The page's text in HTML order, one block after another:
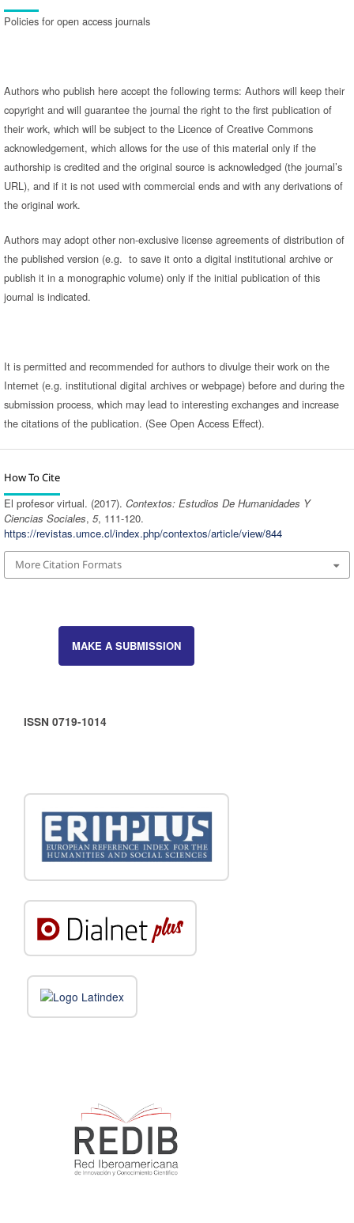
Policies for open access journals
Authors who publish here accept the following terms: Authors will keep their
copyright and will guarantee the journal the right to the first publication of
their work, which will be subject to the Licence of Creative Commons
acknowledgement, which allows for the use of this material only if the
authorship is credited and the original source is acknowledged (the journal’s
URL), and if it is not used with commercial ends and with any derivations of
the original work.
Authors may adopt other non-exclusive license agreements of distribution of
the published version (e.g. to save it onto a digital institutional archive or
publish it in a monographic volume) only if the initial publication of this
journal is indicated.
It is permitted and recommended for authors to divulge their work on the
Internet (e.g. institutional digital archives or webpage) before and during the
submission process, which may lead to interesting exchanges and increase
the citations of the publication. (See Open Access Effect).
How To Cite
El profesor virtual. (2017). Contextos: Estudios De Humanidades Y
Ciencias Sociales, 5, 111-120.
https://revistas.umce.cl/index.php/contextos/article/view/844
More Citation Formats
MAKE A SUBMISSION
ISSN 0719-1014